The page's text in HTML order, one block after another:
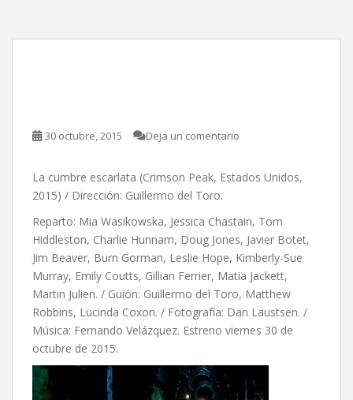
30 octubre, 2015 Deja un comentario
La cumbre escarlata (Crimson Peak, Estados Unidos,
2015) / Dirección: Guillermo del Toro.
Reparto: Mia Wasikowska, Jessica Chastain, Tom
Hiddleston, Charlie Hunnam, Doug Jones, Javier Botet,
Jim Beaver, Burn Gorman, Leslie Hope, Kimberly-Sue
Murray, Emily Coutts, Gillian Ferrier, Matia Jackett,
Martin Julien. / Guión: Guillermo del Toro, Matthew
Robbins, Lucinda Coxon. / Fotografía: Dan Laustsen. /
Música: Fernando Velázquez. Estreno viernes 30 de
octubre de 2015.